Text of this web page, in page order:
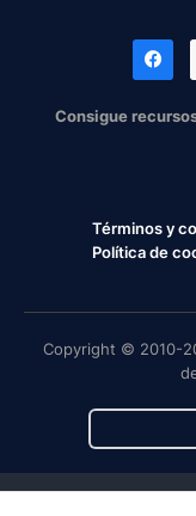
Consigue
Términos y
Política de
Copyright © 2010-